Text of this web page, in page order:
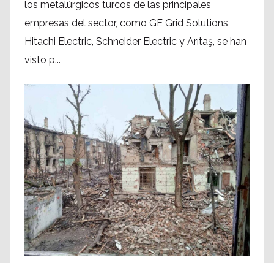
los metalúrgicos turcos de las principales
empresas del sector, como GE Grid Solutions,
Hitachi Electric, Schneider Electric y Arıtaş, se han
visto p...